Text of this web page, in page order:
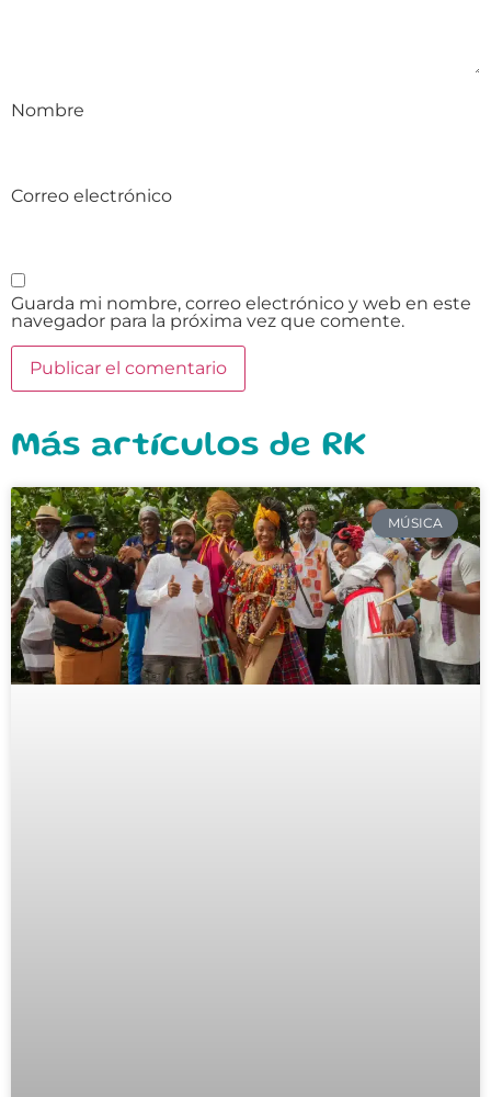
Nombre
Correo electrónico
Guarda mi nombre, correo electrónico y web en este
navegador para la próxima vez que comente.
Más artículos de RK
MÚSICA